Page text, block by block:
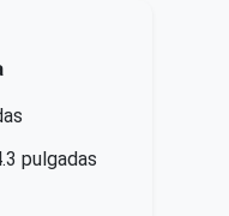
pulgadas